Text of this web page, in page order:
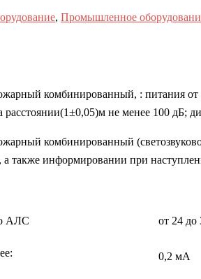
, Промышленное
комбинированный, : питания от
расстоянии(1±0,05)м не менее 100 дБ;
комбинированный
также информировании при
АЛС от 24 до
0,2 мА